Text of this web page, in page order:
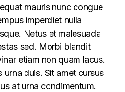
mauris nunc congue
imperdiet nulla
Netus et malesuada
sed. Morbi blandit
etiam non quam lacus.
urna duis. Sit amet cursus
at urna condimentum.